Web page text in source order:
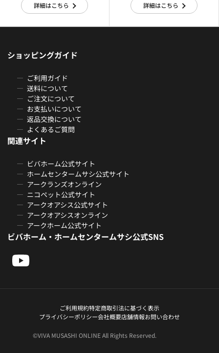
詳細はこちら 詳細はこちら
ショッピングガイド
ご利用ガイド
送料について
ご注文について
お支払いについて
返品交換について
よくあるご質問
関連サイト
ビバホーム公式サイト
ホームセンタームサシ公式サイト
アークランズオンライン
ニコペット公式サイト
アークオアシス公式サイト
アークオアシスオンライン
アークホーム公式サイト
ビバホーム・ホームセンタームサシ公式SNS
ご利用規約特定商取引法に基づく表示
プライバシーポリシー会社概要店舗情報お問い合わせ
©VIVA MUSASHI ONLINE All Rights Reserved.